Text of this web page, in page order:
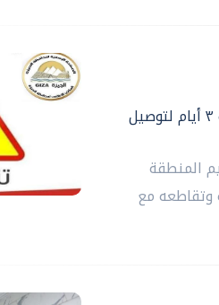
غلق جزئي لشارع جامعة الدول العربية ٣ أيام لتوصيل
المنطقة
وتقاطعه مع